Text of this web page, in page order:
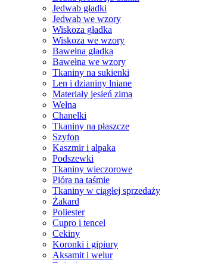
Jedwab gładki
Jedwab we wzory
Wiskoza gładka
Wiskoza we wzory
Bawełna gładka
Bawełna we wzory
Tkaniny na sukienki
Len i dzianiny lniane
Materiały jesień zima
Wełna
Chanelki
Tkaniny na płaszcze
Szyfon
Kaszmir i alpaka
Podszewki
Tkaniny wieczorowe
Pióra na taśmie
Tkaniny w ciągłej sprzedaży
Żakard
Poliester
Cupro i tencel
Cekiny
Koronki i gipiury
Aksamit i welur